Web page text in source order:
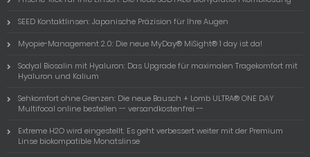
SEED Kontaktlinsen: Japanische Präzision für Ihre Augen
Myopie-Management 2.0: Die neue MyDay® MiSight® 1 day ist da!
Sodyal Biosalin mit Hyaluron: Das Upgrade für maximalen Tragekomfort mit
Hyaluron und Kalium
Sehkomfort ohne Grenzen: Die neue Bausch + Lomb ULTRA® ONE DAY
Multifocal online bestellen -- versandkostenfrei --
Extreme H2O wird eingestellt. Es geht verbessert weiter mit der Premium
Linse biokompatible Monatslinse